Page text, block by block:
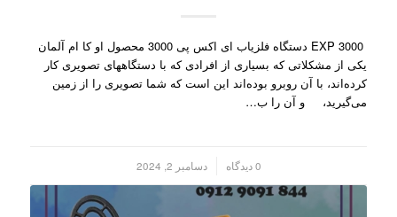
EXP 3000 دستگاه فلزیاب ای اکس پی 3000 محصول او کا ام آلمان
یکی از مشکلاتی که بسیاری از افرادی که با دستگاههای تصویری کار
کرده‌اند، با آن روبرو بوده‌اند این است که شما تصویری را از زمین
می‌گیرید، و آن را ب…
0 دیدگاه دسامبر 2, 2024